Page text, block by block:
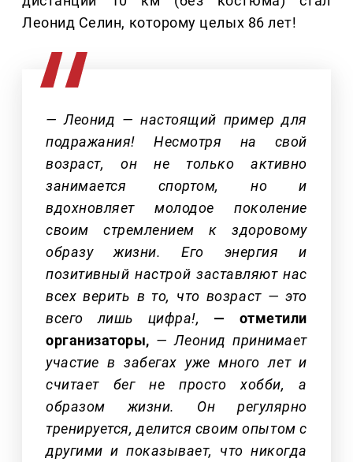
Леонид Селин, которому целых 86 лет!
— Леонид — настоящий пример для
подражания! Несмотря на свой
возраст, он не только активно
занимается спортом, но и
вдохновляет молодое поколение
своим стремлением к здоровому
образу жизни. Его энергия и
позитивный настрой заставляют нас
всех верить в то, что возраст — это
всего лишь цифра!, — отметили
организаторы, — Леонид принимает
участие в забегах уже много лет и
считает бег не просто хобби, а
образом жизни. Он регулярно
тренируется, делится своим опытом с
другими и показывает, что никогда